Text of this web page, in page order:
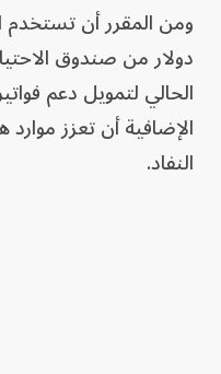
دولار من صندوق
الحالي لتمويل دعم
الإضافية أن تعزز
النفاد.